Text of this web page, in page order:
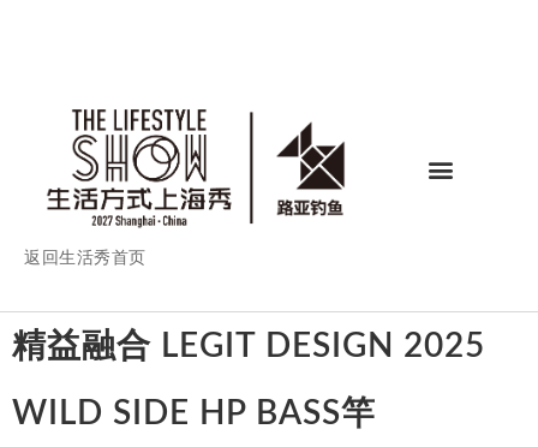
返回生活秀首页
精益融合 LEGIT DESIGN 2025
WILD SIDE HP BASS竿